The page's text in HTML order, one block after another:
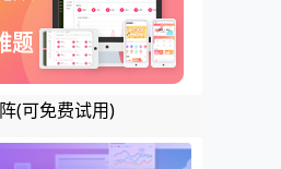
(可免费试用)